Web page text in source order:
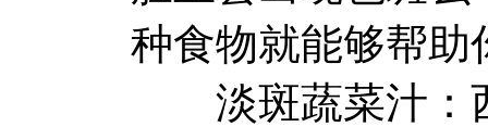
种食物就能够帮
淡斑蔬菜汁：